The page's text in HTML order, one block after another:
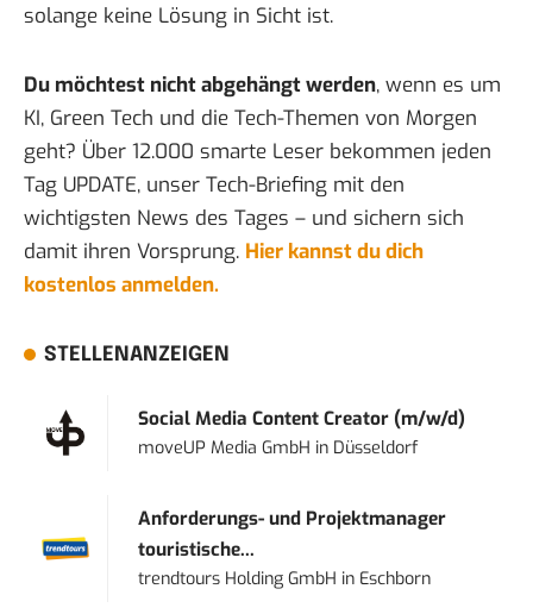
solange keine Lösung in Sicht ist.
Du möchtest nicht abgehängt werden, wenn es um
KI, Green Tech und die Tech-Themen von Morgen
geht? Über 12.000 smarte Leser bekommen jeden
Tag UPDATE, unser Tech-Briefing mit den
wichtigsten News des Tages – und sichern sich
damit ihren Vorsprung. Hier kannst du dich
kostenlos anmelden.
STELLENANZEIGEN
Social Media Content Creator (m/w/d)
moveUP Media GmbH in Düsseldorf
Anforderungs- und Projektmanager
touristische...
trendtours Holding GmbH in Eschborn